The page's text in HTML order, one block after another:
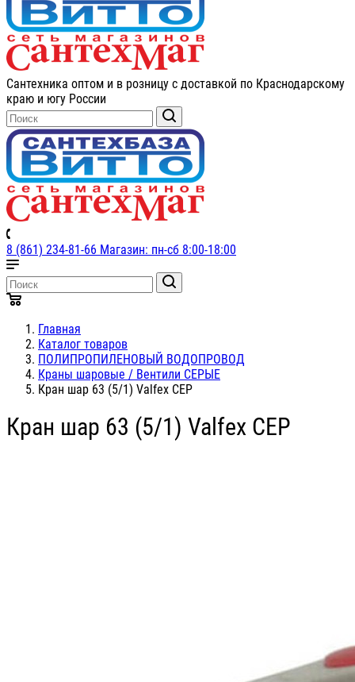
Сантехника оптом и в розницу с доставкой по Краснодарскому
краю и югу России
8 (861) 234-81-66 Магазин: пн-сб 8:00-18:00
Главная
Каталог товаров
ПОЛИПРОПИЛЕНОВЫЙ ВОДОПРОВОД
Краны шаровые / Вентили СЕРЫЕ
Кран шар 63 (5/1) Valfex СЕР
Кран шар 63 (5/1) Valfex СЕР